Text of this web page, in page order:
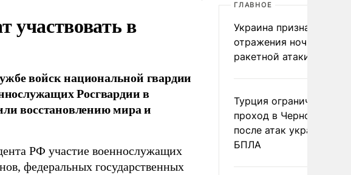
участвовать в
войск национальной гвардии
Росгвардии в
восстановлению мира и
РФ участие военнослужащих
федеральных государственных
ГЛАВНОЕ
Украина признала
отражения ночной
ракетной атаки
Турция ограничила
проход в Черное море
после атак украинских
БПЛА